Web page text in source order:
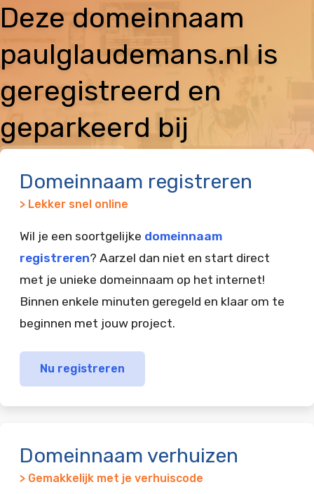
Deze domeinnaam
paulglaudemans.nl is
geregistreerd en
geparkeerd bij
Domeinnaam registreren
> Lekker snel online
Wil je een soortgelijke domeinnaam
registreren? Aarzel dan niet en start direct
met je unieke domeinnaam op het internet!
Binnen enkele minuten geregeld en klaar om te
beginnen met jouw project.
Nu registreren
Domeinnaam verhuizen
> Gemakkelijk met je verhuiscode